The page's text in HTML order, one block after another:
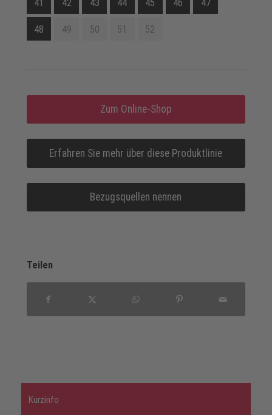
41 42 43 44 45 46 47
48 49 50 51 52
Zum Online-Shop
Erfahren Sie mehr über diese Produktlinie
Bezugsquellen nennen
Teilen
Kurzinfo